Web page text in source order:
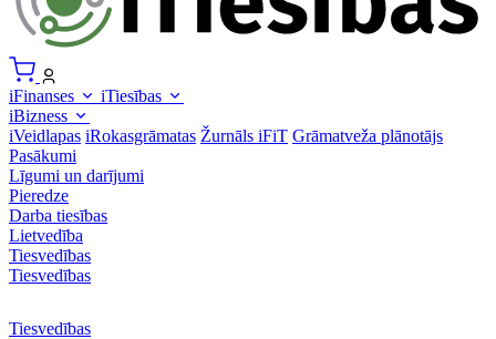
iFinanses
iTiesības
iBizness
iVeidlapas iRokasgrāmatas Žurnāls iFiT Grāmatveža plānotājs
Pasākumi
Līgumi un darījumi
Pieredze
Darba tiesības
Lietvedība
Tiesvedības
Tiesvedības
Tiesvedības